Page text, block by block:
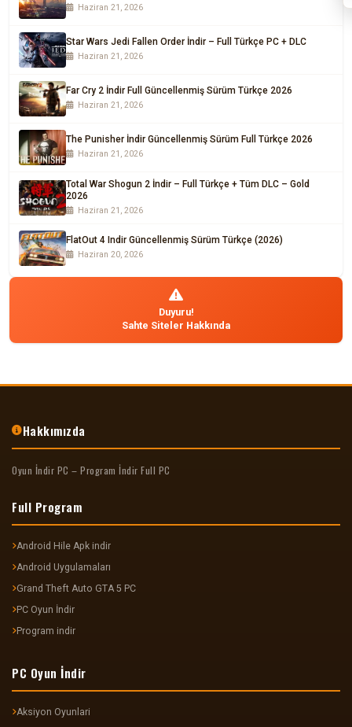
Haziran 21, 2026
Star Wars Jedi Fallen Order İndir – Full Türkçe PC + DLC
Haziran 21, 2026
Far Cry 2 İndir Full Güncellenmiş Sürüm Türkçe 2026
Haziran 21, 2026
The Punisher İndir Güncellenmiş Sürüm Full Türkçe 2026
Haziran 21, 2026
Total War Shogun 2 İndir – Full Türkçe + Tüm DLC – Gold
2026
Haziran 21, 2026
FlatOut 4 Indir Güncellenmiş Sürüm Türkçe (2026)
Haziran 20, 2026
Duyuru!
Sahte Siteler Hakkında
Hakkımızda
Oyun İndir PC – Program İndir Full PC
Full Program
Android Hile Apk indir
Android Uygulamaları
Grand Theft Auto GTA 5 PC
PC Oyun İndir
Program indir
PC Oyun İndir
Aksiyon Oyunlari